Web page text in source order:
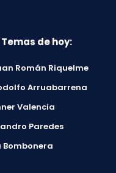
Temas de hoy:
Román Riquelme
Arruabarrena
Valencia
Paredes
Bombonera